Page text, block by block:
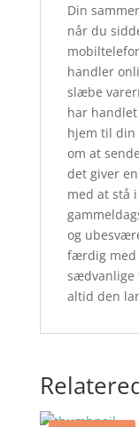
Din
når du
handler
slæbe
har
hjem til din
om at
det giver
med at stå
og
færdig med
sædvanlige
altid den